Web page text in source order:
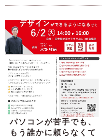
パソコンが苦手でも、
もう誰かに頼らなくて